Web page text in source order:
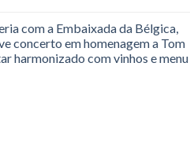
com a Embaixada da Bélgica,
concerto em homenagem a Tom
harmonizado com vinhos e menu